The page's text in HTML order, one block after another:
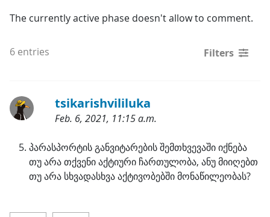
The currently active phase doesn't allow to comment.
6 entries Filters
tsikarishvililuka
Feb. 6, 2021, 11:15 a.m.
პარასპორტის განვიტარების შემთხვევაში იქნება
თუ არა თქვენი აქტიური ჩართულობა, ანუ მიიღებთ
თუ არა სხვადასხვა აქტივობებში მონაწილეობას?